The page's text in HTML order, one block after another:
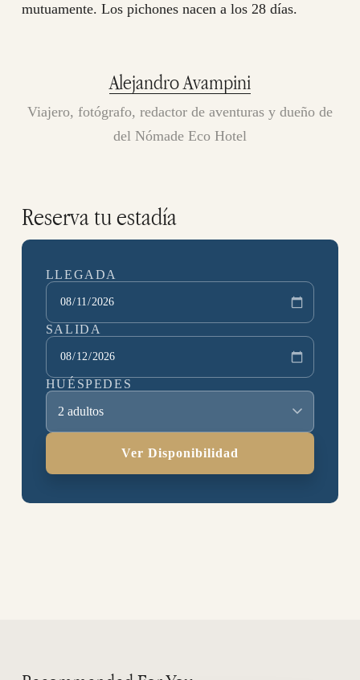
mutuamente. Los pichones nacen a los 28 días.
Alejandro Avampini
Viajero, fotógrafo, redactor de aventuras y dueño de
del Nómade Eco Hotel
Reserva tu estadía
LLEGADA
SALIDA
HUÉSPEDES
2 adultos
Ver Disponibilidad